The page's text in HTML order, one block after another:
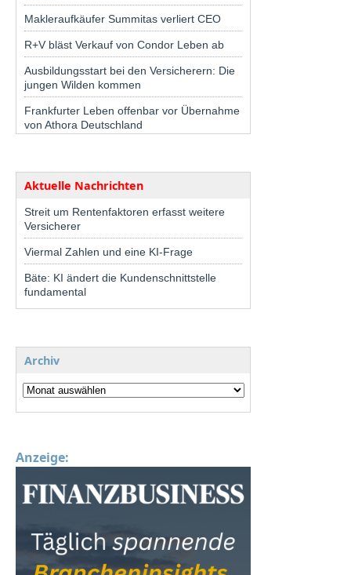
Makleraufkäufer Summitas verliert CEO
R+V bläst Verkauf von Condor Leben ab
Ausbildungsstart bei den Versicherern: Die
jungen Wilden kommen
Frankfurter Leben offenbar vor Übernahme
von Athora Deutschland
Aktuelle Nachrichten
Streit um Rentenfaktoren erfasst weitere
Versicherer
Viermal Zahlen und eine KI-Frage
Bäte: KI ändert die Kundenschnittstelle
fundamental
Archiv
Anzeige: